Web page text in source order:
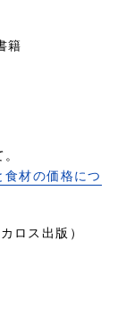
籍
材の価格につ
カロス出版）